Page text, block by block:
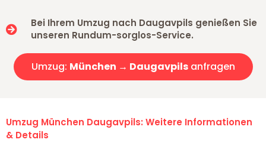
Bei Ihrem Umzug nach Daugavpils genießen Sie
unseren Rundum-sorglos-Service.
Umzug: München → Daugavpilsanfragen
Umzug München Daugavpils: Weitere Informationen
& Details